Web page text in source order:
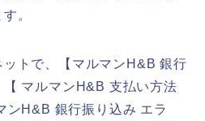
。
トで、【マルマンH&B 銀行
マルマンH&B 支払い方法
ンH&B 銀行振り込み エラ